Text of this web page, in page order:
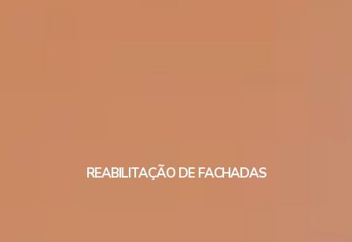
REABILITAÇÃO DE FACHADAS